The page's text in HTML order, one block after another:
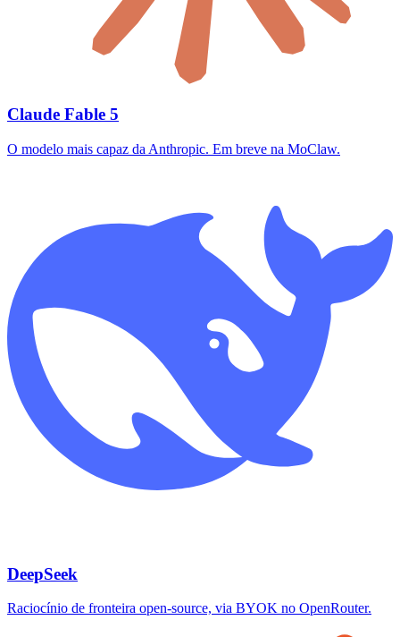
Claude Fable 5
O modelo mais capaz da Anthropic. Em breve na MoClaw.
DeepSeek
Raciocínio de fronteira open-source, via BYOK no OpenRouter.